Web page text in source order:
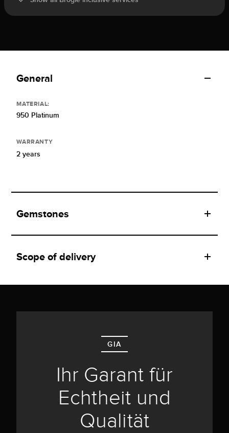
General
MATERIAL:
950 Platinum
WARRANTY
2 years
Gemstones
Scope of delivery
GIA
Ihr Garant für
Echtheit und
Qualität